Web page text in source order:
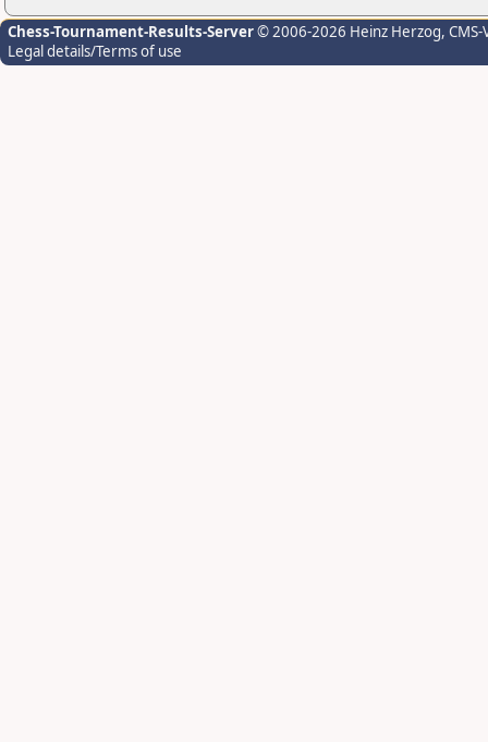
Chess-Tournament-Results-Server© 2006-2026 Heinz Herzog,
Legal details/Terms of use